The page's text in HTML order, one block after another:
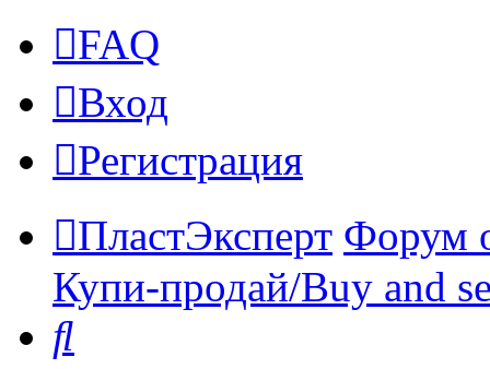
FAQ
Вход
Регистрация
ПластЭксперт Форум
Купи-продай/Buy and